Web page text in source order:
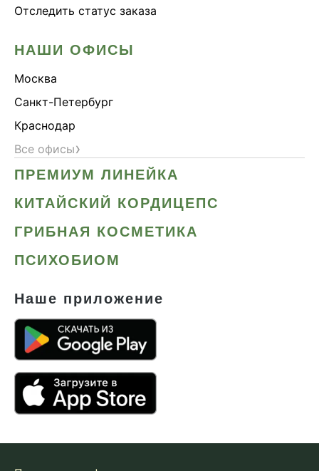
Отследить статус заказа
НАШИ ОФИСЫ
Москва
Санкт-Петербург
Краснодар
Все офисы›
ПРЕМИУМ ЛИНЕЙКА
КИТАЙСКИЙ КОРДИЦЕПС
ГРИБНАЯ КОСМЕТИКА
ПСИХОБИОМ
Наше приложение